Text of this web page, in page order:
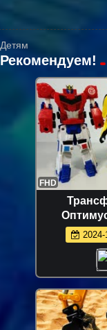
Детям
Рекомендуем!
FHD
игры для